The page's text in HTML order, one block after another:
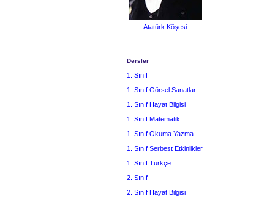
Atatürk Köşesi
Dersler
1. Sınıf
1. Sınıf Görsel Sanatlar
1. Sınıf Hayat Bilgisi
1. Sınıf Matematik
1. Sınıf Okuma Yazma
1. Sınıf Serbest Etkinlikler
1. Sınıf Türkçe
2. Sınıf
2. Sınıf Hayat Bilgisi